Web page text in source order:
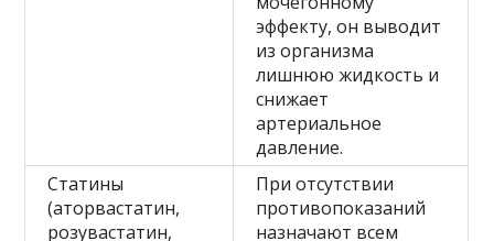
эффекту, он выводит
из организма
лишнюю жидкость и
снижает
артериальное
давление.
Статины
(аторвастатин,
розувастатин,
При отсутствии
противопоказаний
назначают всем